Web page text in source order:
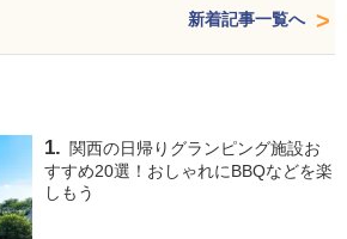
新着記事一覧へ
関西の日帰りグランピング施設お
すすめ20選！おしゃれにBBQなどを楽
しもう